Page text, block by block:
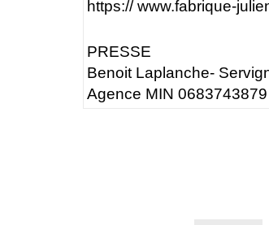
https:// www.fabrique-
PRESSE
Benoit Laplanche-
Agence MIN